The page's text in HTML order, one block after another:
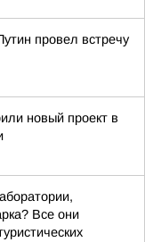
провел встречу
новый проект в
Все они